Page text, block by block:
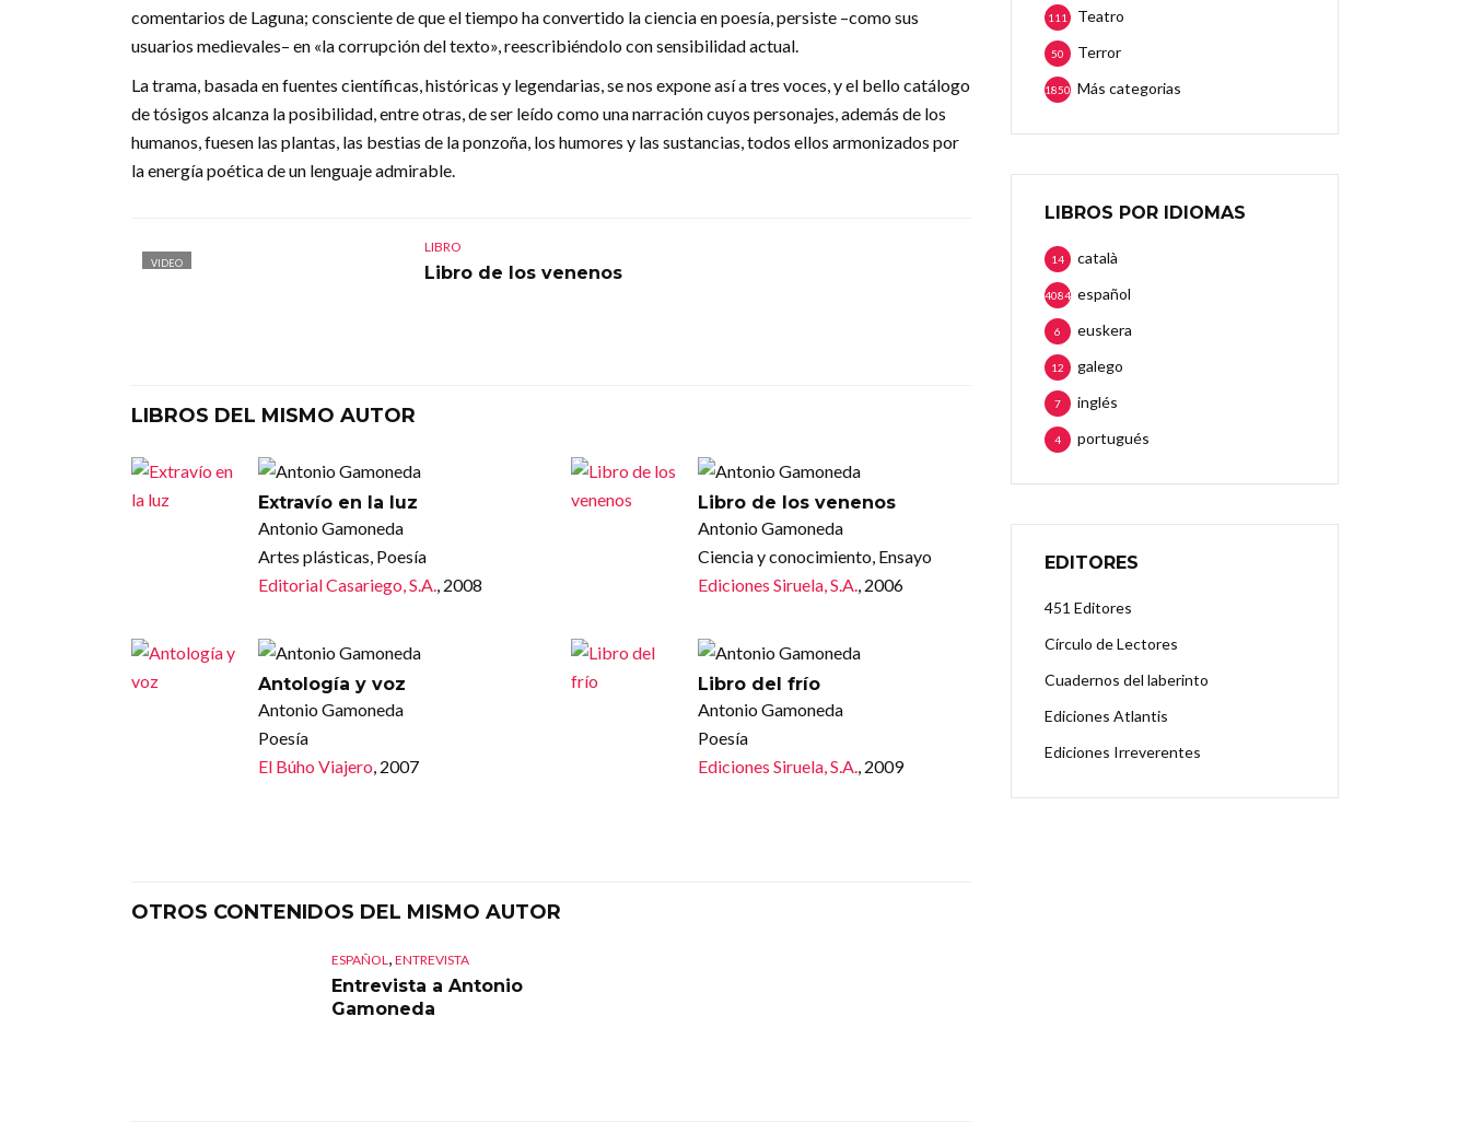
comentarios de Laguna; consciente de que el tiempo ha convertido la ciencia en poesía, persiste –como sus
usuarios medievales– en «la corrupción del texto», reescribiéndolo con sensibilidad actual.
La trama, basada en fuentes científicas, históricas y legendarias, se nos expone así a tres voces, y el bello catálogo
de tósigos alcanza la posibilidad, entre otras, de ser leído como una narración cuyos personajes, además de los
humanos, fuesen las plantas, las bestias de la ponzoña, los humores y las sustancias, todos ellos armonizados por
la energía poética de un lenguaje admirable.
VIDEO
LIBRO
Libro de los venenos
LIBROS DEL MISMO AUTOR
Extravío en la luz
Antonio Gamoneda
Artes plásticas, Poesía
Editorial Casariego, S.A., 2008
Libro de los venenos
Antonio Gamoneda
Ciencia y conocimiento, Ensayo
Ediciones Siruela, S.A., 2006
Antología y voz
Antonio Gamoneda
Poesía
El Búho Viajero, 2007
Libro del frío
Antonio Gamoneda
Poesía
Ediciones Siruela, S.A., 2009
OTROS CONTENIDOS DEL MISMO AUTOR
ESPAÑOL , ENTREVISTA
Entrevista a Antonio
Gamoneda
Teatro
111
Terror
50
Más categorias
1850
LIBROS POR IDIOMAS
català
14
español
4084
euskera
6
galego
12
inglés
7
portugués
4
EDITORES
451 Editores
Círculo de Lectores
Cuadernos del laberinto
Ediciones Atlantis
Ediciones Irreverentes